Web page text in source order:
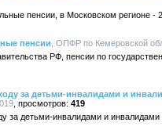
пенсии, в Московском регионе -
пенсии , ОПФР по Кемеровской
РФ, пенсии по
за детьми-инвалидами и
419
за детьми-инвалидами и инвалидами